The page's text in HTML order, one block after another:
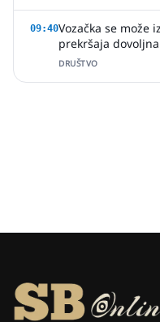
09:40Vozačka se može
prekršaja
DRUŠTVO